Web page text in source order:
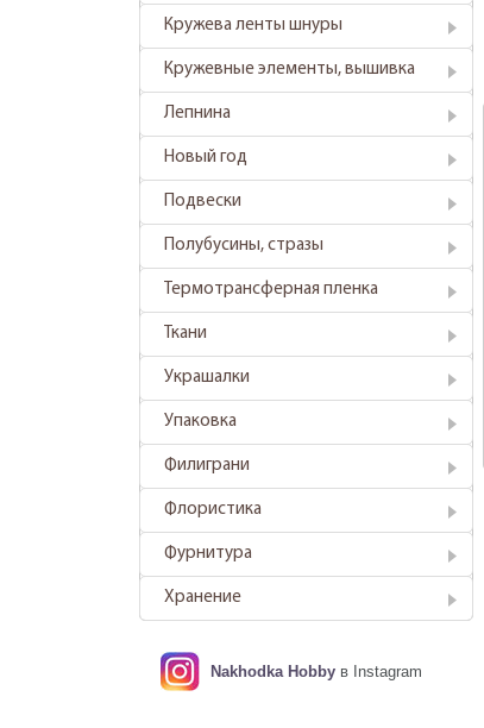
Кружева ленты шнуры
Кружевные элементы, вышивка
Лепнина
Новый год
Подвески
Полубусины, стразы
Термотрансферная пленка
Ткани
Украшалки
Упаковка
Филиграни
Флористика
Фурнитура
Хранение
Nakhodka Hobby в Instagram